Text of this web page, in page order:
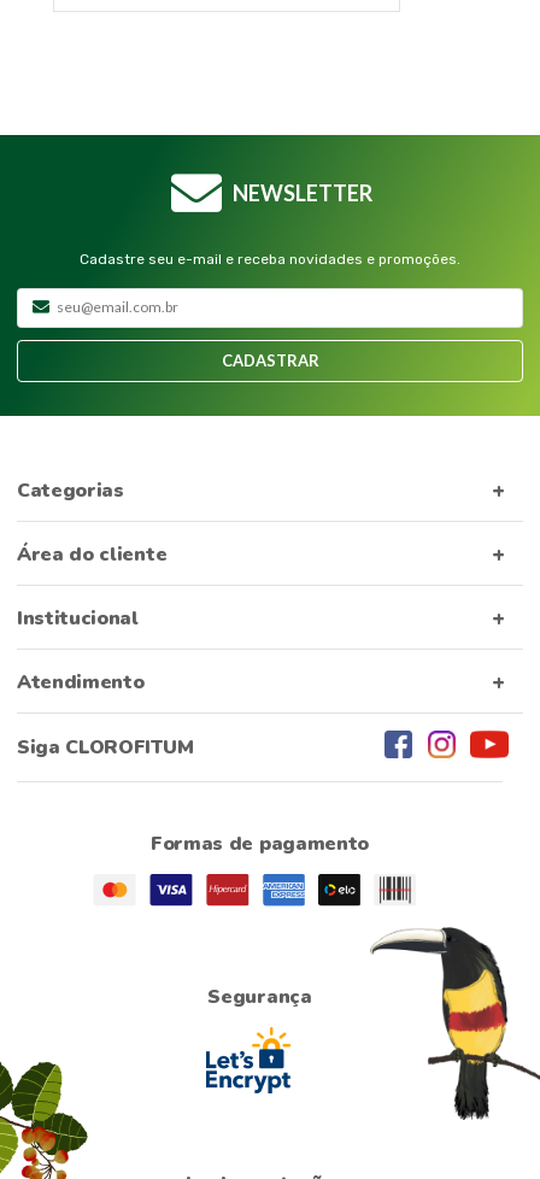
NEWSLETTER
Cadastre seu e-mail e receba novidades e promoções.
CADASTRAR
Categorias
Área do cliente
Institucional
Atendimento
Siga CLOROFITUM
Formas de pagamento
Segurança